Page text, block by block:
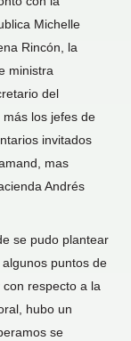
Michelle
Rincón, la
ministra
del
los jefes de
invitados
mas
Andrés
se pudo plantear
puntos de
respecto a la
hubo un
se